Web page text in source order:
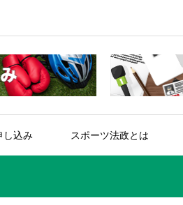
し込み スポーツ法政とは